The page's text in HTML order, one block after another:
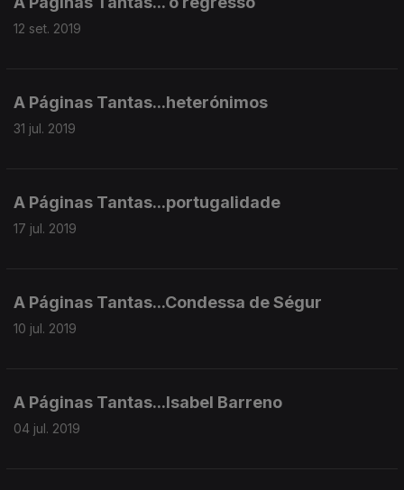
12 set. 2019
A Páginas Tantas...heterónimos
31 jul. 2019
A Páginas Tantas...portugalidade
17 jul. 2019
A Páginas Tantas...Condessa de Ségur
10 jul. 2019
A Páginas Tantas...Isabel Barreno
04 jul. 2019